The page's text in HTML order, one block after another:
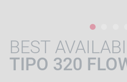
BEST
TIPO 320